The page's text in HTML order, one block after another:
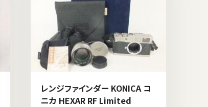
レンジファインダー KONICA コ
ニカ HEXAR RF Limited